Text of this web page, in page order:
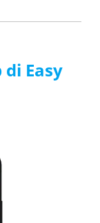
di Easy